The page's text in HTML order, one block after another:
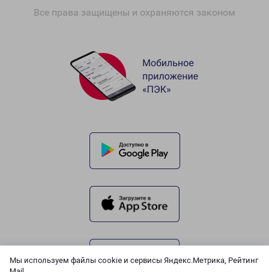
Мы используем файлы cookie и сервисы Яндекс.Метрика, Рейтинг
Все права защищены и охраняются законом